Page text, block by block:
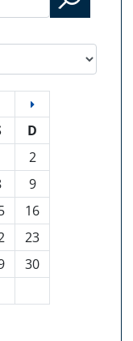
D
2
9
16
23
30